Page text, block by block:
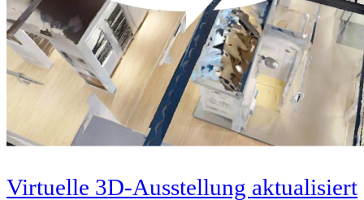
Virtuelle 3D-Ausstellung aktualisiert